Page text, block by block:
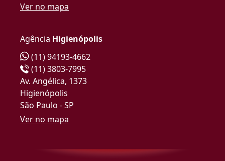
Ver no mapa
Agência Higienópolis
(11) 94193-4662
(11) 3803-7995
Av. Angélica, 1373
Higienópolis
São Paulo - SP
Ver no mapa